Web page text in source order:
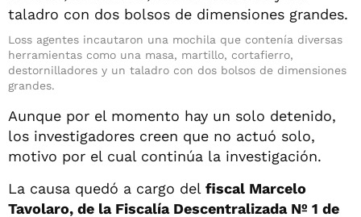
Loss agentes incautaron una mochila que contenía diversas
herramientas como una masa, martillo, cortafierro,
destornilladores y un taladro con dos bolsos de dimensiones
grandes.
Aunque por el momento hay un solo detenido,
los investigadores creen que no actuó solo,
motivo por el cual continúa la investigación.
La causa quedó a cargo del fiscal Marcelo
Tavolaro, de la Fiscalía Descentralizada Nº 1 de